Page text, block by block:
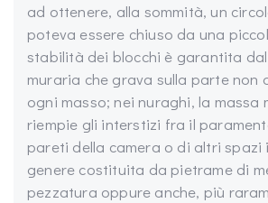
ad ottenere, alla sommità, un
poteva essere chiuso da una
stabilità dei blocchi è garantita dal
muraria che grava sulla parte non
ogni masso; nei nuraghi, la massa
riempie gli interstizi fra il
pareti della camera o di altri spazi
genere costituita da pietrame di
pezzatura oppure anche, più